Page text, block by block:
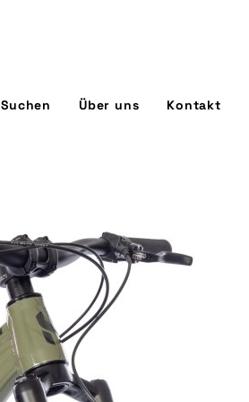
Suchen Über uns Kontakt